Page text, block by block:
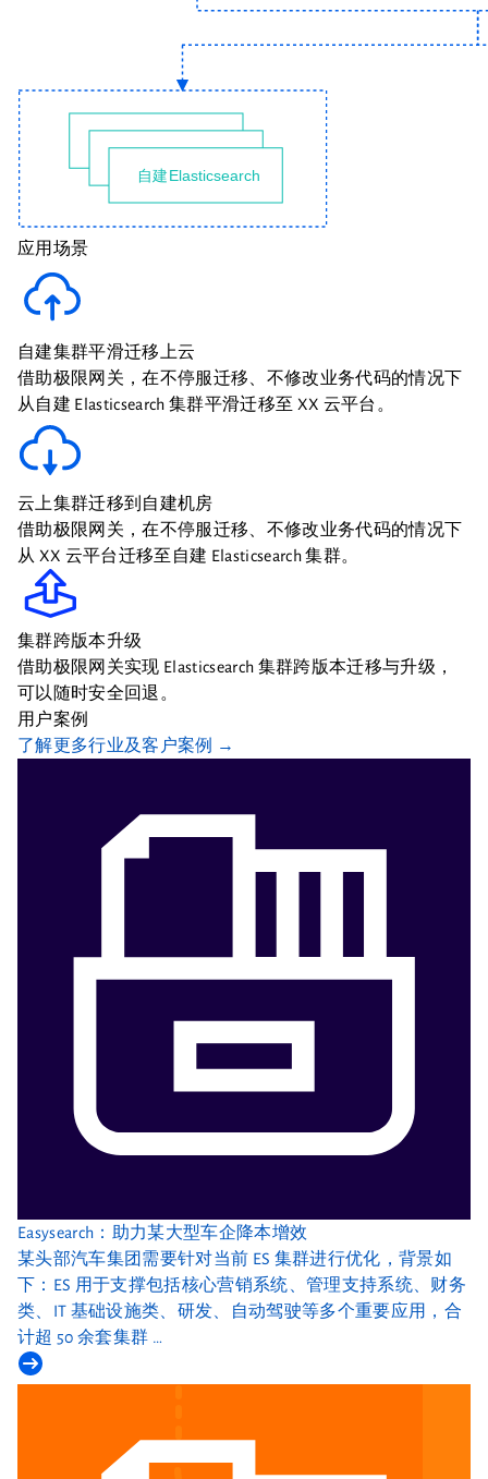
应用场景
自建集群平滑迁移上云
借助极限网关，在不停服迁移、不修改业务代码的情况下
从自建 Elasticsearch 集群平滑迁移至 XX 云平台。
云上集群迁移到自建机房
借助极限网关，在不停服迁移、不修改业务代码的情况下
从 XX 云平台迁移至自建 Elasticsearch 集群。
集群跨版本升级
借助极限网关实现 Elasticsearch 集群跨版本迁移与升级，
可以随时安全回退。
用户案例
了解更多行业及客户案例 →
Easysearch：助力某大型车企降本增效
某头部汽车集团需要针对当前 ES 集群进行优化，背景如
下：ES 用于支撑包括核心营销系统、管理支持系统、财务
类、IT 基础设施类、研发、自动驾驶等多个重要应用，合
计超 50 余套集群 …